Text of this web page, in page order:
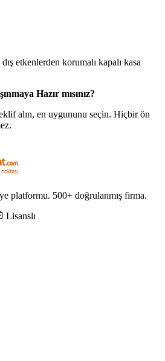
etkenlerden korumalı kapalı kasa
Hazır mısınız?
alın, en uygununu seçin. Hiçbir ön
platformu. 500+ doğrulanmış firma.
Lisanslı